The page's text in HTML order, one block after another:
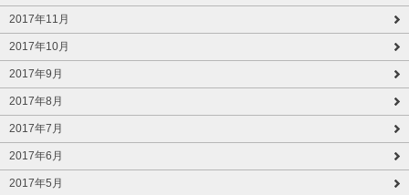
2017年11月
2017年10月
2017年9月
2017年8月
2017年7月
2017年6月
2017年5月